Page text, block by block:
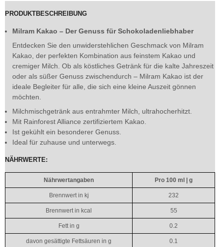
PRODUKTBESCHREIBUNG
Milram Kakao – Der Genuss für Schokoladenliebhaber
Entdecken Sie den unwiderstehlichen Geschmack von Milram
Kakao, der perfekten Kombination aus feinstem Kakao und
cremiger Milch. Ob als köstliches Getränk für die kalte Jahreszeit
oder als süßer Genuss zwischendurch – Milram Kakao ist der
ideale Begleiter für alle, die sich eine kleine Auszeit gönnen
möchten.
Milchmischgetränk aus entrahmter Milch, ultrahocherhitzt.
Mit Rainforest Alliance zertifiziertem Kakao.
Ist gekühlt ein besonderer Genuss.
Ideal für zuhause und unterwegs
NÄHRWERTE:
Nährwertangaben Pro 100 ml | g
Brennwert in kj 232
Brennwert in kcal 55
Fett in g 0.2
davon gesättigte Fettsäuren in g 0.1